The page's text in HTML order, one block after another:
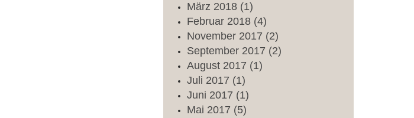
März 2018 (1)
Februar 2018 (4)
November 2017 (2)
September 2017 (2)
August 2017 (1)
Juli 2017 (1)
Juni 2017 (1)
Mai 2017 (5)